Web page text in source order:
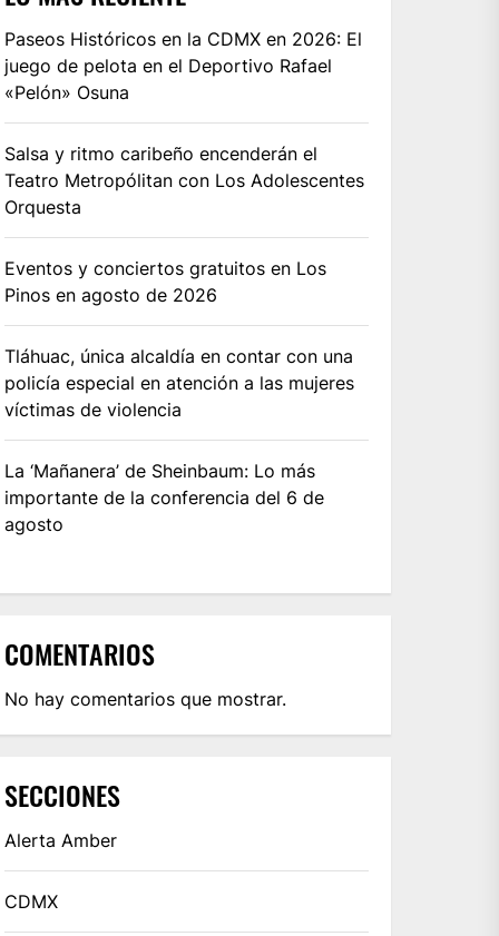
Paseos Históricos en la CDMX en 2026: El
juego de pelota en el Deportivo Rafael
«Pelón» Osuna
Salsa y ritmo caribeño encenderán el
Teatro Metropólitan con Los Adolescentes
Orquesta
Eventos y conciertos gratuitos en Los
Pinos en agosto de 2026
Tláhuac, única alcaldía en contar con una
policía especial en atención a las mujeres
víctimas de violencia
La ‘Mañanera’ de Sheinbaum: Lo más
importante de la conferencia del 6 de
agosto
COMENTARIOS
No hay comentarios que mostrar.
SECCIONES
Alerta Amber
CDMX